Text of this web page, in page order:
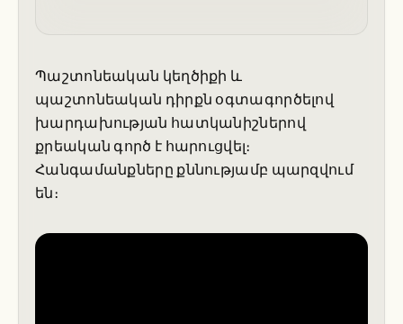
Պաշտոնեական կեղծիքի և
պաշտոնեական դիրքն օգտագործելով
խարդախության հատկանիշներով
քրեական գործ է հարուցվել։
Հանգամանքները քննությամբ պարզվում
են։